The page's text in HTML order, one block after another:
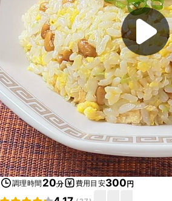
調理時間 20分 費用目安300円